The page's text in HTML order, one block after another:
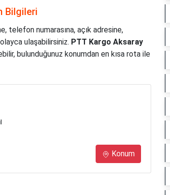
Bilgileri
telefon numarasına, açık adresine,
ulaşabilirsiniz. PTT Kargo Aksaray
bulunduğunuz konumdan en kısa rota ile
Konum